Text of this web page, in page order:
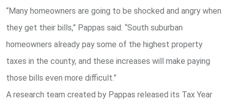
“Many homeowners are going to be shocked and angry when
they get their bills,” Pappas said. “South suburban
homeowners already pay some of the highest property
taxes in the county, and these increases will make paying
those bills even more difficult.”
A research team created by Pappas released its Tax Year